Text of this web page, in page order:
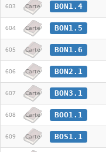
603 Carte BON1.4
604 Carte BON1.5
605 Carte BON1.6
606 Carte BON2.1
607 Carte BON3.1
608 Carte BOO1.1
609 Carte BOS1.1